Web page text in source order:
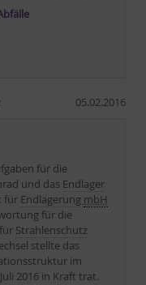
05.02.2016
für die
und das Endlager
für Endlagerung mbH
für die
Strahlenschutz
stellte das
im
2016 in Kraft trat.